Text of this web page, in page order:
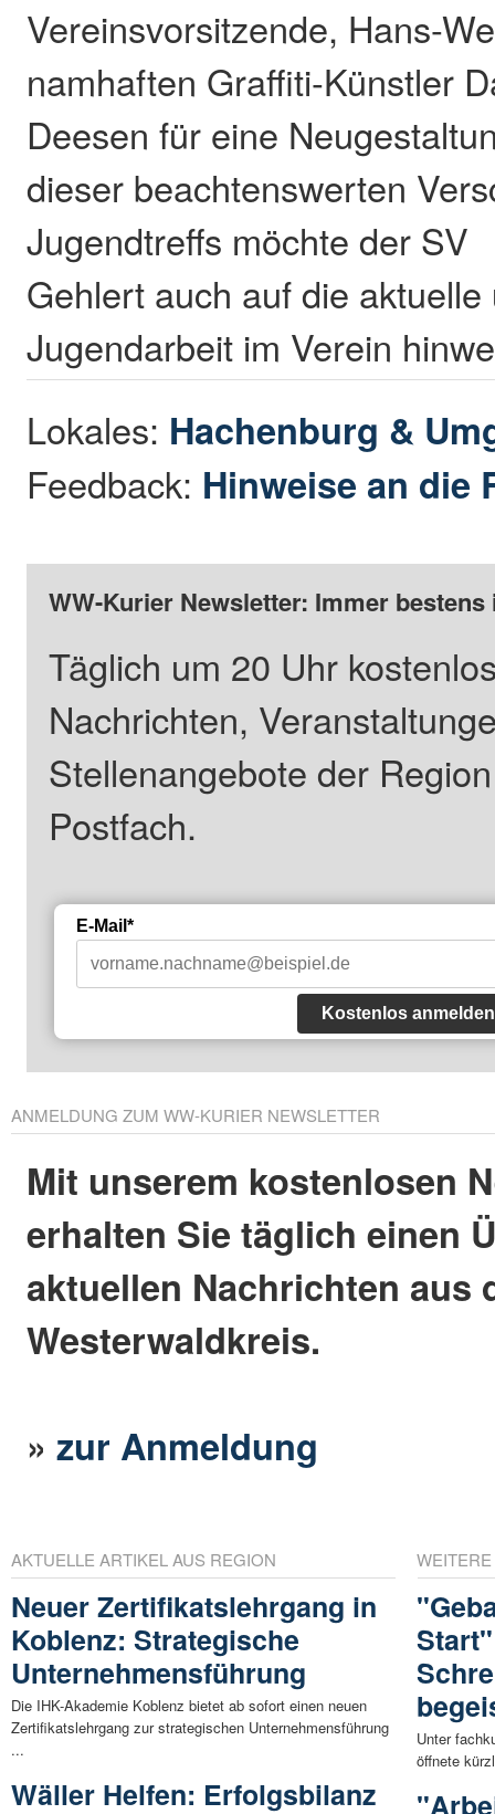
Vereinsvorsitzende, Hans-
namhaften Graffiti-Künstler
Deesen für eine
dieser beachtenswerten
Jugendtreffs möchte der SV
Gehlert auch auf die
Jugendarbeit im Verein
Lokales: Hachenburg &
Feedback: Hinweise an die
WW-Kurier Newsletter: Immer
Täglich um 20 Uhr
Nachrichten,
Stellenangebote der
Postfach.
E-Mail*
Kostenlos anmelden
ANMELDUNG ZUM WW-KURIER NEWSLETTER
Mit unserem kostenlosen
erhalten Sie täglich einen
aktuellen Nachrichten aus
Westerwaldkreis.
»zur Anmeldung
AKTUELLE ARTIKEL AUS REGION
Neuer Zertifikatslehrgang in
Koblenz: Strategische
Unternehmensführung
Die IHK-Akademie Koblenz bietet ab sofort einen neuen
Zertifikatslehrgang zur strategischen Unternehmensführung
...
Wäller Helfen: Erfolgsbilanz
Unter
öffnete